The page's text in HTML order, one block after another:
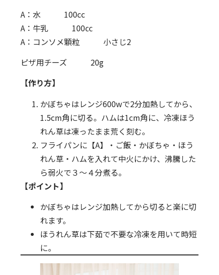
A：水 100cc
A：牛乳 100㏄
A：コンソメ顆粒 小さじ2
ピザ用チーズ 20g
【作り方】
かぼちゃはレンジ600wで2分加熱してから、
1.5cm角に切る。ハムは1cm角に、冷凍ほう
れん草は凍ったまま荒く刻む。
フライパンに【A】・ご飯・かぼちゃ・ほう
れん草・ハムを入れて中火にかけ、沸騰した
ら弱火で３〜４分煮る。
【ポイント】
かぼちゃはレンジ加熱してから切ると楽に切
れます。
ほうれん草は下茹で不要な冷凍を用いて時短
に。